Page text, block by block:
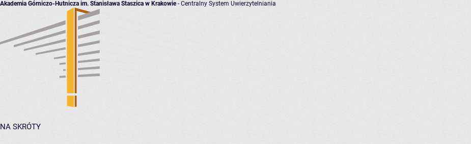
Akademia Górniczo-Hutnicza im. Stanisława Staszica w Krakowie- Centralny System Uwierzytelniania
NA SKRÓTY